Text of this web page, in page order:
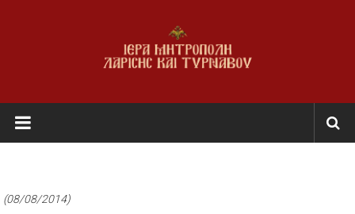
Ι.Μ.
Λαρίσης
Τυρνάβου
(08/08/2014)